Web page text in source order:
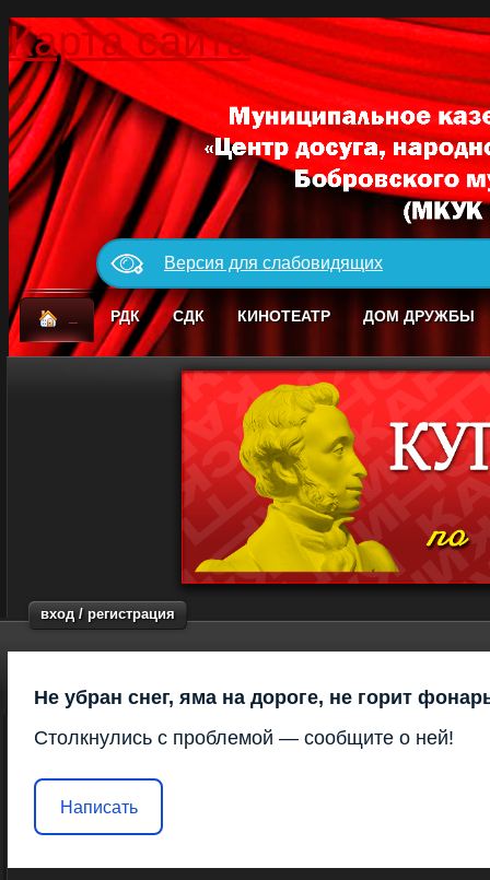
Карта сайта
Версия для слабовидящих
РДК СДК КИНОТЕАТР ДОМ ДРУЖБЫ
вход / регистрация
Не убран снег, яма на дороге, не горит
Столкнулись с проблемой — сообщите о ней!
Написать